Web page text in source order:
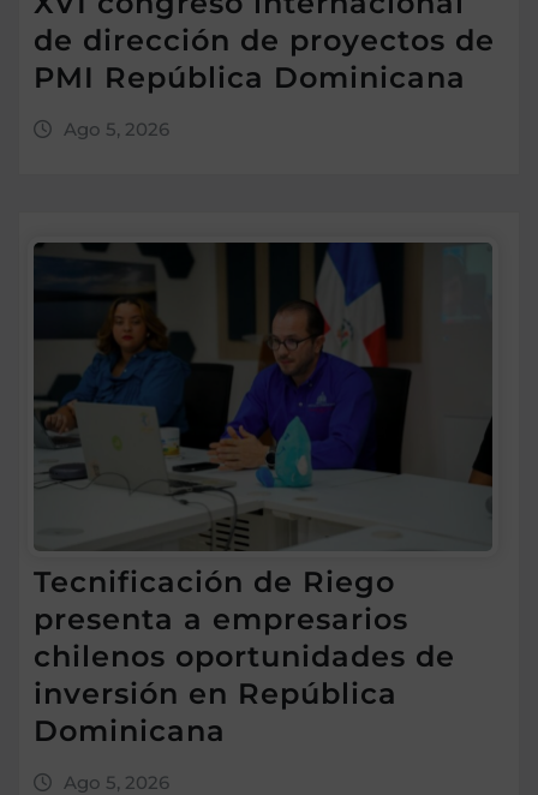
de dirección de proyectos de
PMI República Dominicana
Ago 5, 2026
Tecnificación de Riego
presenta a empresarios
chilenos oportunidades de
inversión en República
Dominicana
Ago 5, 2026